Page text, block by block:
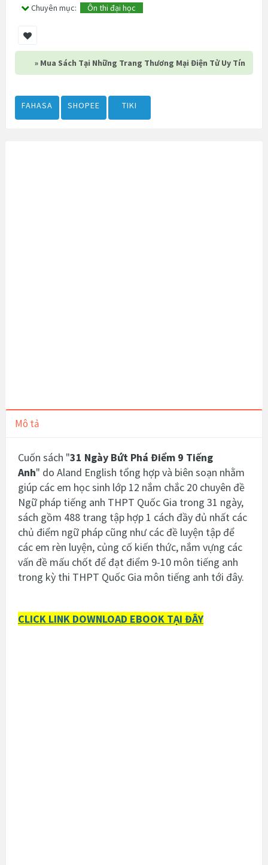
Chuyên mục: Ôn thi đại học
» Mua Sách Tại Những Trang Thương Mại Điện Tử Uy Tín
FAHASA SHOPEE TIKI
Mô tả
Cuốn sách "31 Ngày Bứt Phá Điểm 9 Tiếng
Anh" do Aland English tổng hợp và biên soạn nhằm
giúp các em học sinh lớp 12 nắm chắc 20 chuyên đề
Ngữ pháp tiếng anh THPT Quốc Gia trong 31 ngày,
sách gồm 488 trang tập hợp 1 cách đầy đủ nhất các
chủ điểm ngữ pháp cũng như các đề luyện tập để
các em rèn luyện, củng cố kiến thức, nắm vựng các
vấn đề mấu chốt để đạt điểm 9-10 môn tiếng anh
trong kỳ thi THPT Quốc Gia môn tiếng anh tới đây.
CLICK LINK DOWNLOAD EBOOK TẠI ĐÂY